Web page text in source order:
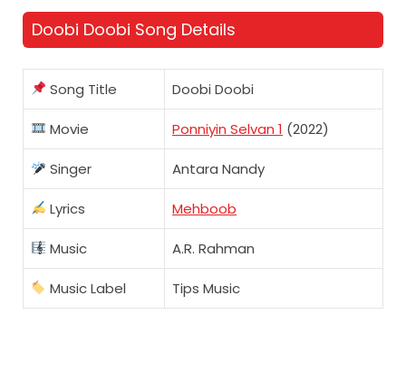
Doobi Doobi Song Details
Song Title Doobi Doobi
Movie Ponniyin Selvan 1 (2022)
Singer Antara Nandy
Lyrics Mehboob
Music A.R. Rahman
Music Label Tips Music